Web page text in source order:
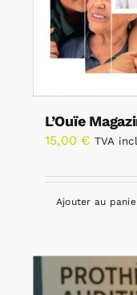
L’Ouïe
15,00 € TVA
Ajouter au